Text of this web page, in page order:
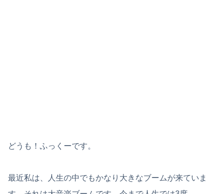
どうも！ふっくーです。
最近私は、人生の中でもかなり大きなブームが来ていま